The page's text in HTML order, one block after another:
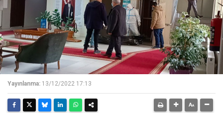
Yayınlanma: 13/12/2022 17:13